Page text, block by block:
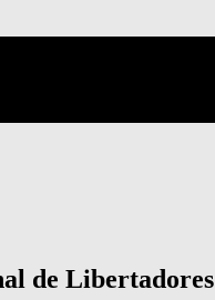
de Libertadores